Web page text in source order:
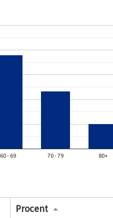
60 - 69 70 - 79 80+
Procent